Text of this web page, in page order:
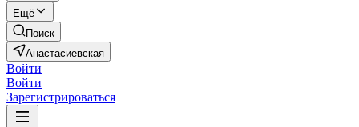
Ещё
Поиск
Анастасиевская
Войти
Войти
Зарегистрироваться